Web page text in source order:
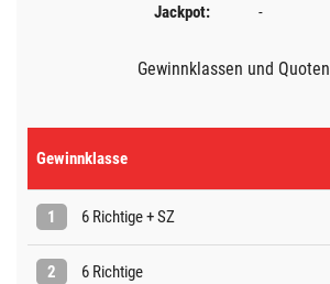
Jackpot:
-
Gewinnklassen und Quoten
Gewinnklasse
1 6 Richtige + SZ
2 6 Richtige